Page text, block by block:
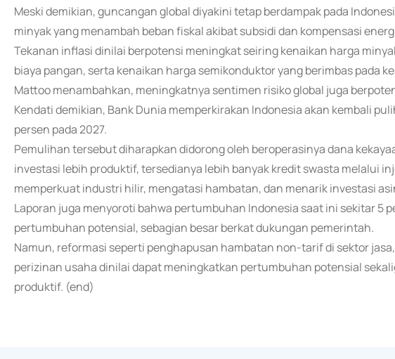
Meski demikian, guncangan global diyakini tetap berdampak pada
minyak yang menambah beban fiskal akibat subsidi dan kompensasi
Tekanan inflasi dinilai berpotensi meningkat seiring kenaikan harga
biaya pangan, serta kenaikan harga semikonduktor yang berimbas pada
Mattoo menambahkan, meningkatnya sentimen risiko global juga
Kendati demikian, Bank Dunia memperkirakan Indonesia akan kembali
persen pada 2027.
Pemulihan tersebut diharapkan didorong oleh beroperasinya dana
investasi lebih produktif, tersedianya lebih banyak kredit swasta melalui
memperkuat industri hilir, mengatasi hambatan, dan menarik investasi
Laporan juga menyoroti bahwa pertumbuhan Indonesia saat ini sekitar 5
pertumbuhan potensial, sebagian besar berkat dukungan pemerintah.
Namun, reformasi seperti penghapusan hambatan non-tarif di sektor
perizinan usaha dinilai dapat meningkatkan pertumbuhan potensial
produktif. (end)